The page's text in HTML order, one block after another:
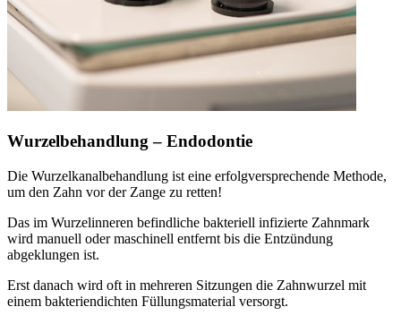
Wurzelbehandlung – Endodontie
Die Wurzelkanalbehandlung ist eine erfolgversprechende Methode,
um den Zahn vor der Zange zu retten!
Das im Wurzelinneren befindliche bakteriell infizierte Zahnmark
wird manuell oder maschinell entfernt bis die Entzündung
abgeklungen ist.
Erst danach wird oft in mehreren Sitzungen die Zahnwurzel mit
einem bakteriendichten Füllungsmaterial versorgt.